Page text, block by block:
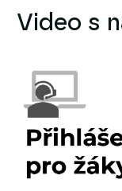
Video s
Video
přehrávač